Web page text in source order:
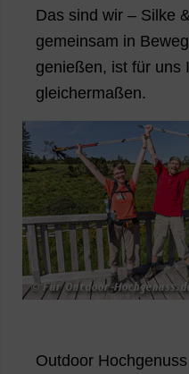
Das sind wir – Silke
gemeinsam in
genießen, ist für uns
gleichermaßen.
Outdoor